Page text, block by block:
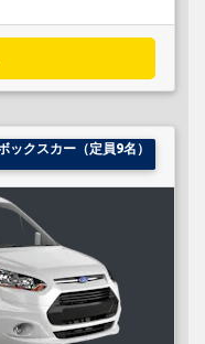
ックスカー（定員9名）